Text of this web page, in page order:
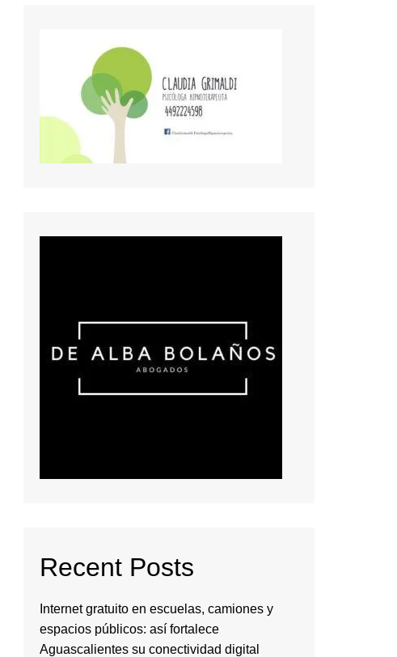
Recent Posts
Internet gratuito en escuelas, camiones y
espacios públicos: así fortalece
Aguascalientes su conectividad digital